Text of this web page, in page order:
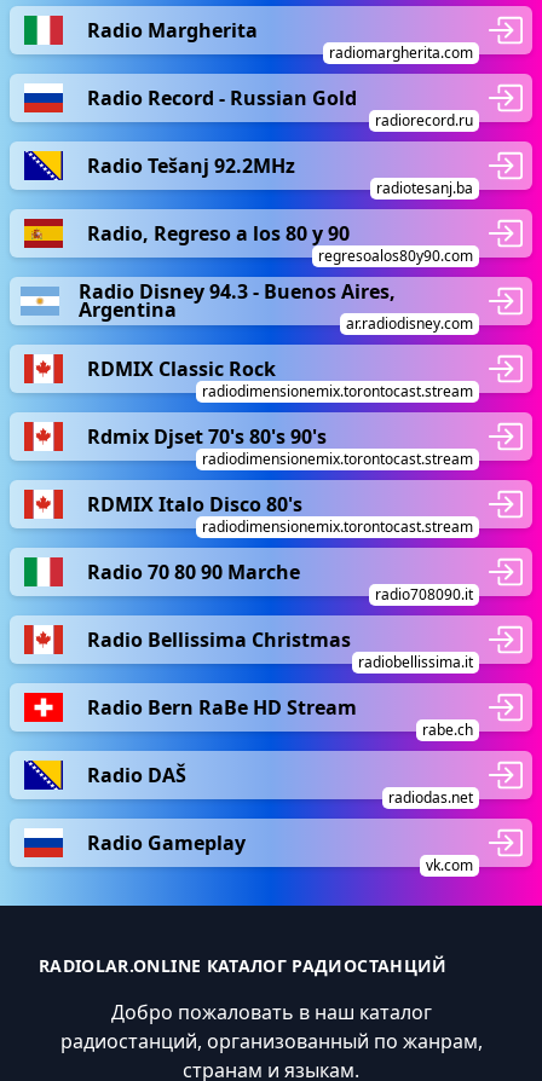
Radio Margherita
radiomargherita.com
Radio Record - Russian Gold
radiorecord.ru
Radio Tešanj 92.2MHz
radiotesanj.ba
Radio, Regreso a los 80 y 90
regresoalos80y90.com
Radio Disney 94.3 - Buenos Aires,
Argentina
ar.radiodisney.com
RDMIX Classic Rock
radiodimensionemix.torontocast.stream
Rdmix Djset 70's 80's 90's
radiodimensionemix.torontocast.stream
RDMIX Italo Disco 80's
radiodimensionemix.torontocast.stream
Radio 70 80 90 Marche
radio708090.it
Radio Bellissima Christmas
radiobellissima.it
Radio Bern RaBe HD Stream
rabe.ch
Radio DAŠ
radiodas.net
Radio Gameplay
vk.com
RADIOLAR.ONLINE КАТАЛОГ РАДИОСТАНЦИЙ
Добро пожаловать в наш каталог
радиостанций, организованный по жанрам,
странам и языкам.